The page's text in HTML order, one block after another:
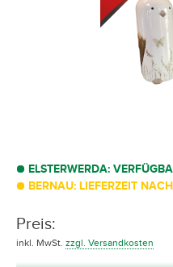
ELSTERWERDA:
BERNAU: LIEFERZEIT
Preis:
inkl. MwSt. zzgl. Versandkosten